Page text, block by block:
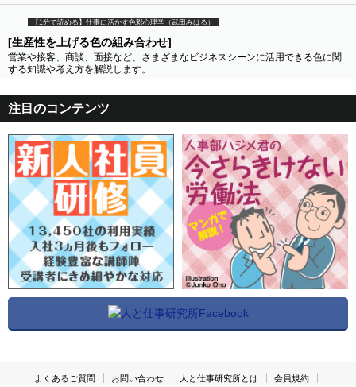
【1分で読める】仕事に活かす色彩心理学（武田みはる）
[生産性を上げる色の組み合わせ]
営業や接客、商談、面接など、さまざまなビジネスシーンに活用できる色に関
する知識や考え方を解説します。
注目のコンテンツ
よくあるご質問 お問い合わせ 人と仕事研究所とは 会員規約